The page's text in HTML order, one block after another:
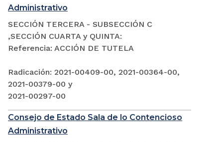
Administrativo
SECCIÓN TERCERA - SUBSECCIÓN C
,SECCIÓN CUARTA y QUINTA:
Referencia: ACCIÓN DE TUTELA
Radicación: 2021-00409-00, 2021-00364-00,
2021-00379-00 y
2021-00297-00
Consejo de Estado Sala de lo Contencioso
Administrativo